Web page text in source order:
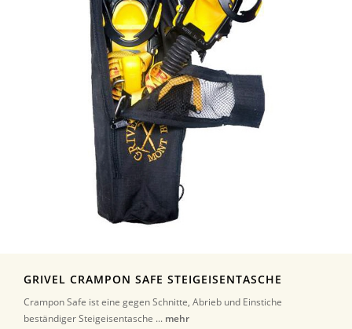
GRIVEL CRAMPON SAFE STEIGEISENTASCHE
Crampon Safe ist eine gegen Schnitte, Abrieb und Einstiche
beständiger Steigeisentasche ... mehr